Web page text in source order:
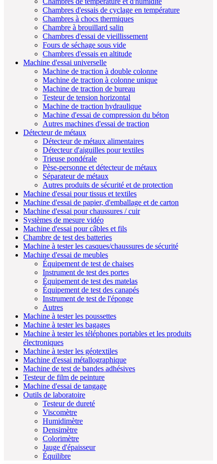
Chambres d'essais de cyclage en température
Chambres à chocs thermiques
Chambre à brouillard salin
Chambres d'essai de vieillissement
Fours de séchage sous vide
Chambres d'essais en altitude
Machine d'essai universelle
Machine de traction à double colonne
Machine de traction à colonne unique
Machine de traction de bureau
Testeur de tension horizontal
Machine de traction hydraulique
Machine d'essai de compression du béton
Autres machines d'essai de traction
Détecteur de métaux
Détecteur de métaux alimentaires
Détecteur d'aiguilles pour textiles
Trieuse pondérale
Pèse-personne et détecteur de métaux
Séparateur de métaux
Autres produits de sécurité et de protection
Machine d'essai pour tissus et textiles
Machine d'essai de papier, d'emballage et de carton
Machine d'essai pour chaussures / cuir
Systèmes de mesure vidéo
Machine d'essai pour câbles et fils
Chambre de test des batteries
Machine à tester les casques/chaussures de sécurité
Machine d'essai de meubles
Équipement de test de chaises
Instrument de test des portes
Équipement de test des matelas
Équipement de test des canapés
Instrument de test de l'éponge
Autres
Machine à tester les poussettes
Machine à tester les bagages
Machine à tester les téléphones portables et les produits
électroniques
Machine à tester les géotextiles
Machine d'essai métallographique
Machine de test de bandes adhésives
Testeur de film de peinture
Machine d'essai de tangage
Outils de laboratoire
Testeur de dureté
Viscomètre
Humidimètre
Densimètre
Colorimètre
Jauge d'épaisseur
Équilibre